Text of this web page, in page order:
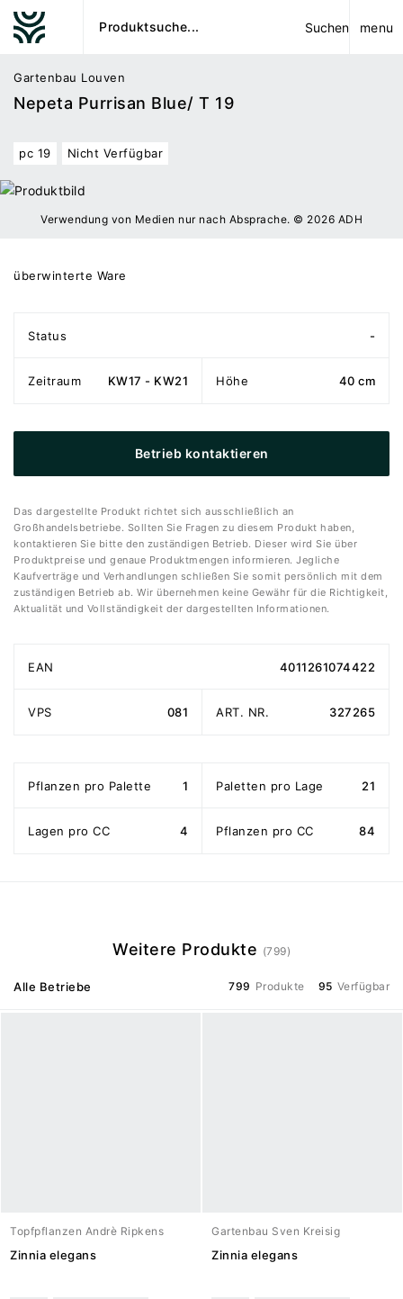
Suchen menu
Gartenbau Louven
Nepeta Purrisan Blue/ T 19
pc 19 Nicht Verfügbar
Verwendung von Medien nur nach Absprache. © 2026 ADH
überwinterte Ware
Status -
Zeitraum KW17 - KW21 Höhe 40 cm
Betrieb kontaktieren
Das dargestellte Produkt richtet sich ausschließlich an
Großhandelsbetriebe. Sollten Sie Fragen zu diesem Produkt haben,
kontaktieren Sie bitte den zuständigen Betrieb. Dieser wird Sie über
Produktpreise und genaue Produktmengen informieren. Jegliche
Kaufverträge und Verhandlungen schließen Sie somit persönlich mit dem
zuständigen Betrieb ab. Wir übernehmen keine Gewähr für die Richtigkeit,
Aktualität und Vollständigkeit der dargestellten Informationen.
EAN 4011261074422
VPS 081 ART. NR. 327265
Pflanzen pro Palette 1 Paletten pro Lage 21
Lagen pro CC 4 Pflanzen pro CC 84
Weitere Produkte (799)
Alle Betriebe 799 Produkte 95 Verfügbar
Topfpflanzen Andrè Ripkens
Zinnia elegans
Gartenbau Sven Kreisig
Zinnia elegans